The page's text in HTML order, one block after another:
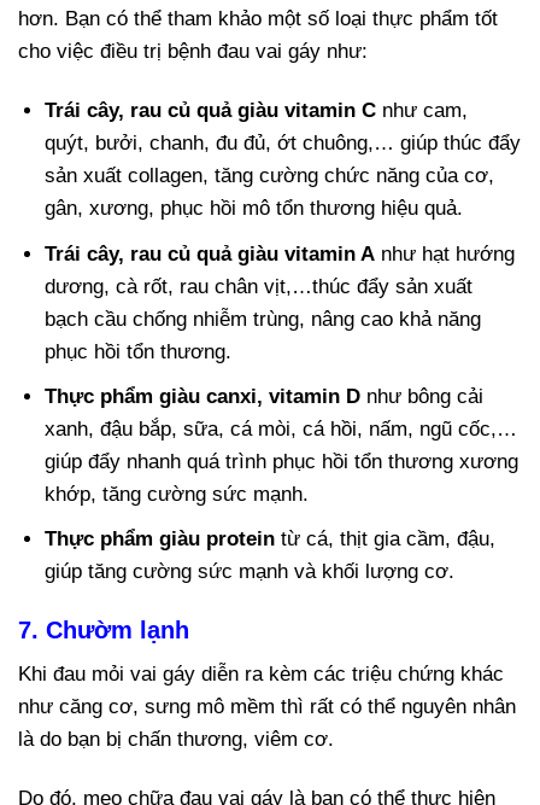
hơn. Bạn có thể tham khảo một số loại thực phẩm tốt
cho việc điều trị bệnh đau vai gáy như:
Trái cây, rau củ quả giàu vitamin C như cam,
quýt, bưởi, chanh, đu đủ, ớt chuông,… giúp thúc đẩy
sản xuất collagen, tăng cường chức năng của cơ,
gân, xương, phục hồi mô tổn thương hiệu quả.
Trái cây, rau củ quả giàu vitamin A như hạt hướng
dương, cà rốt, rau chân vịt,…thúc đẩy sản xuất
bạch cầu chống nhiễm trùng, nâng cao khả năng
phục hồi tổn thương.
Thực phẩm giàu canxi, vitamin D như bông cải
xanh, đậu bắp, sữa, cá mòi, cá hồi, nấm, ngũ cốc,…
giúp đẩy nhanh quá trình phục hồi tổn thương xương
khớp, tăng cường sức mạnh.
Thực phẩm giàu protein từ cá, thịt gia cầm, đậu,
giúp tăng cường sức mạnh và khối lượng cơ.
7. Chườm lạnh
Khi đau mỏi vai gáy diễn ra kèm các triệu chứng khác
như căng cơ, sưng mô mềm thì rất có thể nguyên nhân
là do bạn bị chấn thương, viêm cơ.
Do đó, mẹo chữa đau vai gáy là bạn có thể thực hiện